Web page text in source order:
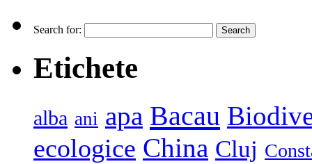
Search for:
Etichete
alba ani apa Bacau
ecologice China Cluj